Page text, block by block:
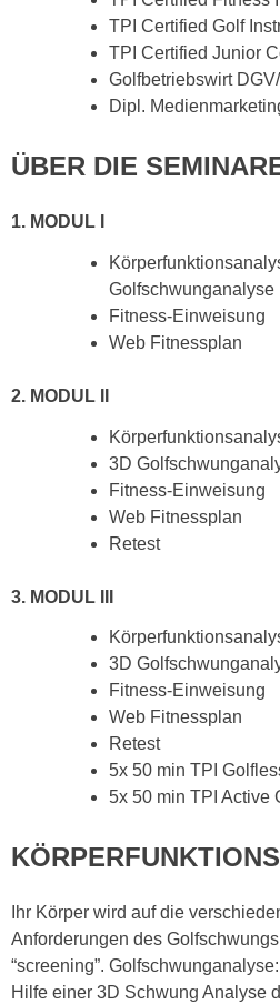
TPI Certified Golf
TPI Certified Junior
Golfbetriebswirt
Dipl.
ÜBER DIE
1. MODUL I
Golfschwunganalyse
Fitness-Einweisung
Web Fitnessplan
2. MODUL II
3D
Fitness-Einweisung
Web Fitnessplan
Retest
3. MODUL III
3D
Fitness-Einweisung
Web Fitnessplan
Retest
5x 50 min TPI
5x 50 min TPI Active
Ihr Körper wird auf die
Anforderungen des
“screening”.
Hilfe einer 3D Schwung Analyse